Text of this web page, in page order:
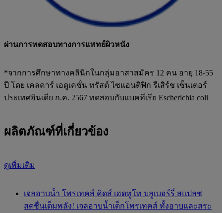
ผ่านการทดสอบทางการแพทย์ผิวหนัง
*จากการศึกษาทางคลินิกในกลุ่มอาสาสมัคร 12 คน อายุ 18-55
ปี โดย เคลคาร์ เอดูเคชั่น ทรัสต์ ไซแอนติฟิก รีเสิร์ช เซ็นเตอร์
ประเทศอินเดีย ก.ค. 2567 ทดสอบกับแบคทีเรีย Escherichia coli
ผลิตภัณฑ์ที่เกี่ยวข้อง
ดูเพิ่มเติม
เจลอาบน้ำ โพรเทคส์ คิดส์ เฮดทูโท บลูเบอร์รี่ สแปลช
สดชื่นเต็มพลัง! เจลอาบน้ำเด็กโพรเทคส์ ทั้งอาบและสระ